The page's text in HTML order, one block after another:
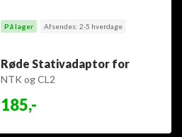
På lager Afsendes: 2-5 hverdage
Røde Stativadaptor for
NTK og CL2
185,-